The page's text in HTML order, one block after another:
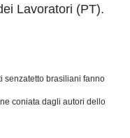
Lavoratori (PT).
senzatetto brasiliani fanno
coniata dagli autori dello